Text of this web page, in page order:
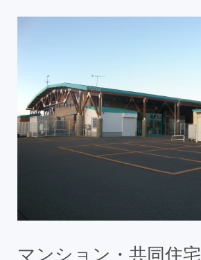
マンション・共同住宅